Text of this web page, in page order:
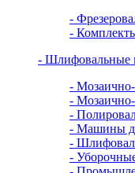
-
-
-
-
-
-
- Машины
-
-